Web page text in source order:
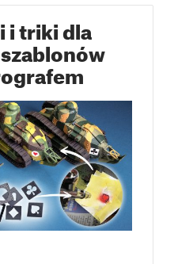
i triki dla